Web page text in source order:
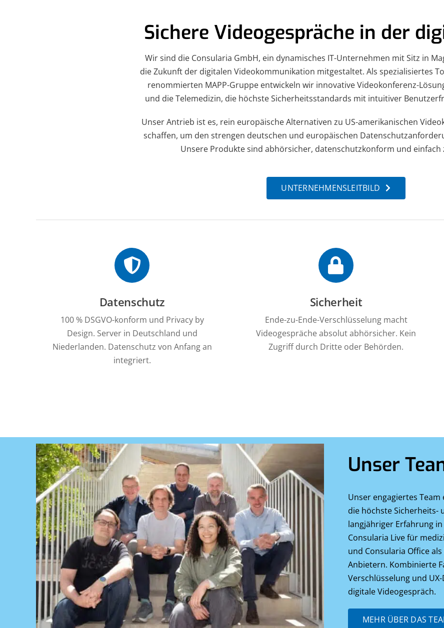
Sichere Videogespräche in der
Wir sind die Consularia GmbH, ein dynamisches IT-Unternehmen mit Sitz in
die Zukunft der digitalen Videokommunikation mitgestaltet. Als spezialisiertes
renommierten MAPP-Gruppe entwickeln wir innovative Videokonferenz-
und die Telemedizin, die höchste Sicherheitsstandards mit intuitiver
Unser Antrieb ist es, rein europäische Alternativen zu US-amerikanischen
schaffen, um den strengen deutschen und europäischen
Unsere Produkte sind abhörsicher, datenschutzkonform und einfach
UNTERNEHMENSLEITBILD
Datenschutz
100 % DSGVO-konform und Privacy by
Design. Server in Deutschland und
Niederlanden. Datenschutz von Anfang an
integriert.
Sicherheit
Ende-zu-Ende-Verschlüsselung macht
Videogespräche absolut abhörsicher. Kein
Zugriff durch Dritte oder Behörden.
Unser
Unser engagiertes
die höchste
langjähriger Erfahrung
Consularia Live für
und Consularia Office
Anbietern. Kombinierte
Verschlüsselung und
digitale Videogespräch.
MEHR ÜBER DAS